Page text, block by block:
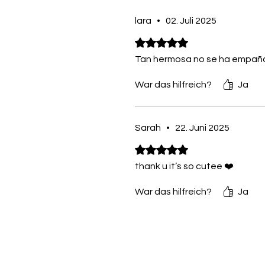
lara • 02. Juli 2025
Mit 5 von 5 Sternen bewertet.
Tan hermosa no se ha
War das hilfreich? Ja
Sarah • 22. Juni 2025
Mit 5 von 5 Sternen bewertet.
thank u it’s so cutee ❤️
War das hilfreich? Ja